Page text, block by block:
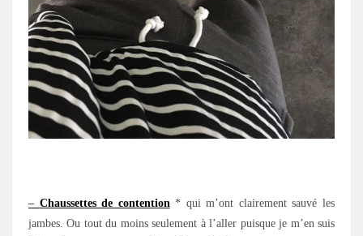
– Chaussettes de contention * qui m’ont clairement sauvé les
jambes. Ou tout du moins seulement à l’aller puisque je m’en suis